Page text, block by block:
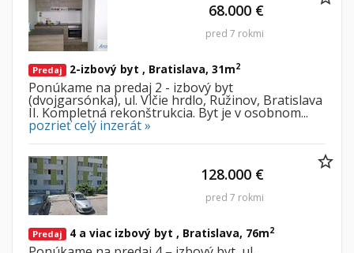
Predaj 2-izbový byt , Bratislava, 31m2
Ponúkame na predaj 2 - izbový byt
(dvojgarsónka), ul. Vlčie hrdlo, Ružinov, Bratislava
II. Kompletná rekonštrukcia. Byt je v osobnom...
pozrieť celý inzerát »
68.000 €
pred 7 rokmi
Predaj 4 a viac izbový byt , Bratislava, 76m2
128.000 €
pred 7 rokmi